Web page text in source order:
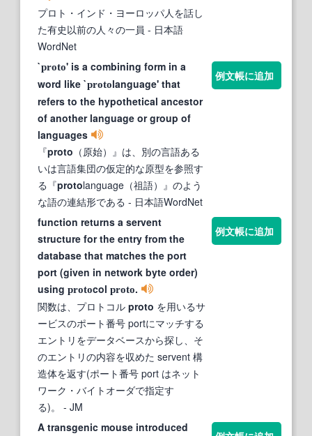
プロト・インド・ヨーロッパ人を話し
た有史以前の人々の一員 - 日本語
WordNet
`proto' is a combining form in a
word like `protolanguage' that
refers to the hypothetical ancestor
of another language or group of
languages
『proto （原始）』は、別の言語ある
いは言語集団の仮定的な原型を参照す
る『protolanguage（祖語）』のよう
な語の連結形である - 日本語WordNet
例文帳に追加
function returns a servent
structure for the entry from the
database that matches the port
port (given in network byte order)
using protocol proto.
関数は、プロトコル proto を用いるサ
ービスのポート番号 portにマッチする
エントリをデータベースから探し、そ
のエントリの内容を収めた servent 構
造体を返す(ポート番号 port はネット
ワーク・バイトオーダで指定す
る)。
- JM
例文帳に追加
A transgenic mouse introduced